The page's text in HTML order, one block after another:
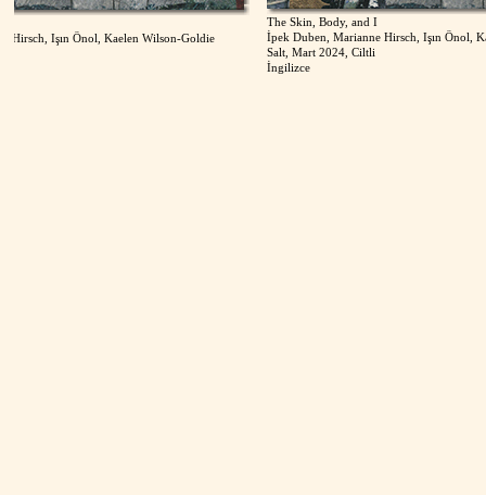
,Işın Önol ,Kaelen Wilson-Goldie
The Skin, Body, and I
İpek Duben,Marianne Hirsch,Işın Önol ,
, Mart 2024, Ciltli
İngilizce